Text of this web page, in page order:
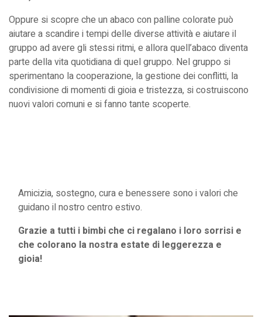
Oppure si scopre che un abaco con palline colorate può
aiutare a scandire i tempi delle diverse attività e aiutare il
gruppo ad avere gli stessi ritmi, e allora quell’abaco diventa
parte della vita quotidiana di quel gruppo. Nel gruppo si
sperimentano la cooperazione, la gestione dei conflitti, la
condivisione di momenti di gioia e tristezza, si costruiscono
nuovi valori comuni e si fanno tante scoperte.
Amicizia, sostegno, cura e benessere sono i valori che
guidano il nostro centro estivo.
Grazie a tutti i bimbi che ci regalano i loro sorrisi e
che colorano la nostra estate di leggerezza e
gioia!